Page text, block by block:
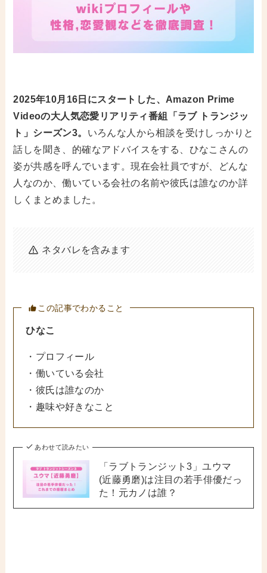
2025年10月16日にスタートした、Amazon Prime
Videoの大人気恋愛リアリティ番組「ラブ トランジッ
ト」シーズン3。 いろんな人から相談を受けしっかりと
話しを聞き、的確なアドバイスをする、ひなこさんの
姿が共感を呼んでいます。現在会社員ですが、どんな
人なのか、働いている会社の名前や彼氏は誰なのか詳
しくまとめました。
ネタバレを含みます
この記事でわかること
ひなこ
・プロフィール
・働いている会社
・彼氏は誰なのか
・趣味や好きなこと
あわせて読みたい
「ラブトランジット3」ユウマ
(近藤勇磨)は注目の若手俳優だっ
た！元カノは誰？